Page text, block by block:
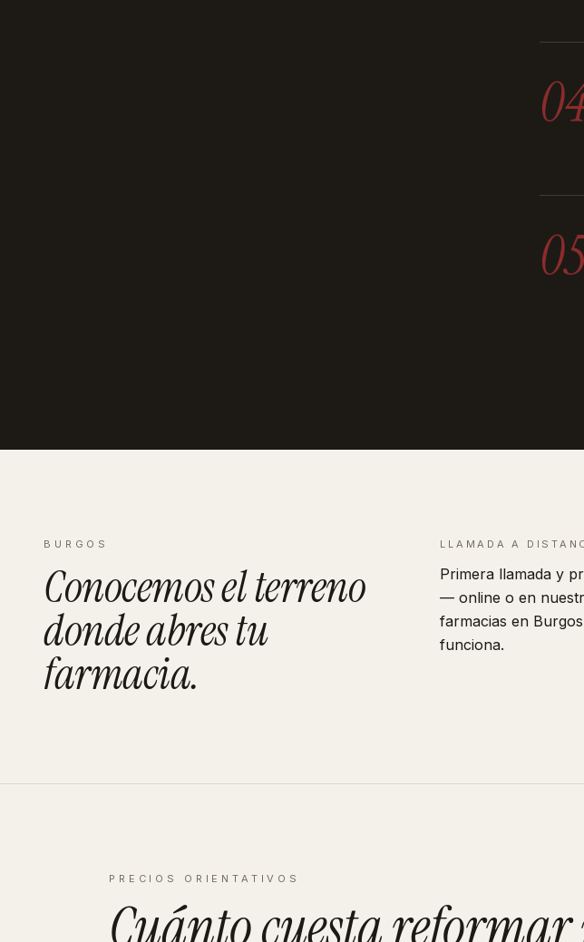
BURGOS
Conocemos el terreno
donde abres tu
farmacia.
LLAMADA A
Primera llamada y
— online o en
farmacias en
funciona.
PRECIOS ORIENTATIVOS
Cuánto cuesta reformar